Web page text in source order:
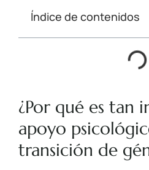
Índice de contenidos
¿Por qué es tan
apoyo
transición de